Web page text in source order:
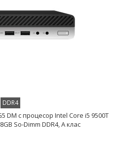
DDR4
DM с процесор Intel Core i5 9500T
So-Dimm DDR4, A клас